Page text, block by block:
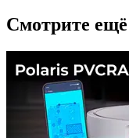
Смотрите ещё